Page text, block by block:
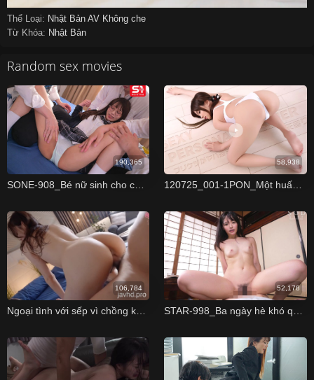
Thể Loại: Nhật Bản AV Không che
Từ Khóa: Nhật Bản
Random sex movies
190,365 58,938
106,784 52,178